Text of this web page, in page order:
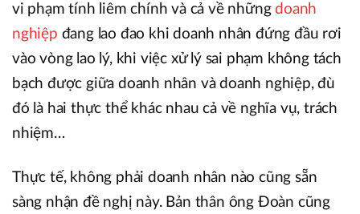
vi phạm tính liêm chính và cả về nhữngdoanh
nghiệp đang lao đao khi doanh nhân đứng đầu rơi
vào vòng lao lý, khi việc xử lý sai phạm không tách
bạch được giữa doanh nhân và doanh nghiệp, đù
đó là hai thực thể khác nhau cả về nghĩa vụ, trách
nhiệm…
Thực tế, không phải doanh nhân nào cũng sẵn
sàng nhận đề nghị này. Bản thân ông Đoàn cũng